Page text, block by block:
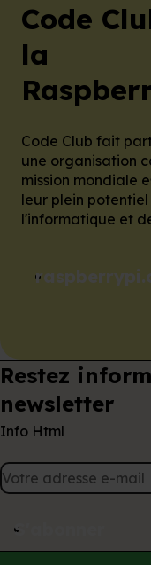
Code
la
Code Club fait
une organisation
mission mondiale
leur plein
l'informatique et
Restez
newsletter
Info Html
S'abonner